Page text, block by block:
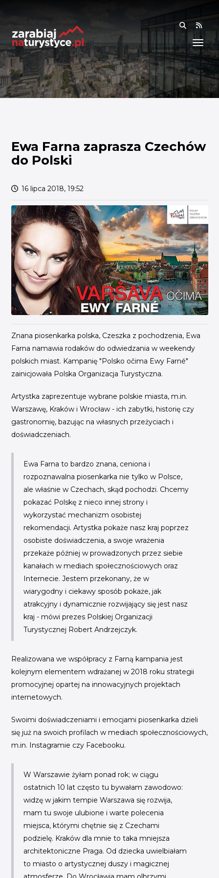
RSS
WIEDZA
ANALIZY I RAPORTY
BADANIA I DANE
SPOŁECZNOŚĆ
FINANSE I WSPARCIE
INICJATYWY BRANŻOWE
WYDARZENIA
KONFERENCJE I EVENTY
KONKURSY I NABORY
KALENDARZ WYDARZEŃ
CASE STUDIES
KAMPANIA Z WYNIKAMI
Ewa Farna zaprasza Czechów
do Polski
16 lipca 2018, 19:52
Znana piosenkarka polska, Czeszka z pochodzenia, Ewa
Farna namawia rodaków do odwiedzania w weekendy
polskich miast. Kampanię "Polsko očima Ewy Farné"
zainicjowała Polska Organizacja Turystyczna.
Artystka zaprezentuje wybrane polskie miasta, m.in.
Warszawę, Kraków i Wrocław - ich zabytki, historię czy
gastronomię, bazując na własnych przeżyciach i
doświadczeniach.
Ewa Farna to bardzo znana, ceniona i
rozpoznawalna piosenkarka nie tylko w Polsce,
ale właśnie w Czechach, skąd pochodzi. Chcemy
pokazać Polskę z nieco innej strony i
wykorzystać mechanizm osobistej
rekomendacji. Artystka pokaże nasz kraj poprzez
osobiste doświadczenia, a swoje wrażenia
przekaże później w prowadzonych przez siebie
kanałach w mediach społecznościowych oraz
Internecie. Jestem przekonany, że w
wiarygodny i ciekawy sposób pokaże, jak
atrakcyjny i dynamicznie rozwijający się jest nasz
kraj - mówi prezes Polskiej Organizacji
Turystycznej Robert Andrzejczyk.
Realizowana we współpracy z Farną kampania jest
kolejnym elementem wdrażanej w 2018 roku strategii
promocyjnej opartej na innowacyjnych projektach
internetowych.
Swoimi doświadczeniami i emocjami piosenkarka dzieli
się już na swoich profilach w mediach społecznościowych,
m.in. Instagramie czy Facebooku.
W Warszawie żyłam ponad rok; w ciągu
ostatnich 10 lat często tu bywałam zawodowo:
widzę w jakim tempie Warszawa się rozwija,
mam tu swoje ulubione i warte polecenia
miejsca, którymi chętnie się z Czechami
podzielę. Kraków dla mnie to taka mniejsza
architektoniczne Praga. Od dziecka uwielbiałam
to miasto o artystycznej duszy i magicznej